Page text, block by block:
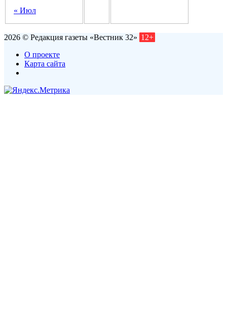
« Июл
2026 © Редакция газеты «Вестник 32» 12+
О проекте
Карта сайта